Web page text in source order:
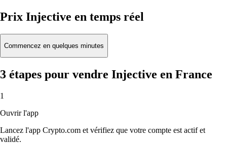
Prix Injective en temps réel
Commencez en quelques minutes
3 étapes pour vendre Injective en France
1
Ouvrir l'app
Lancez l'app Crypto.com et vérifiez que votre compte est actif et
validé.